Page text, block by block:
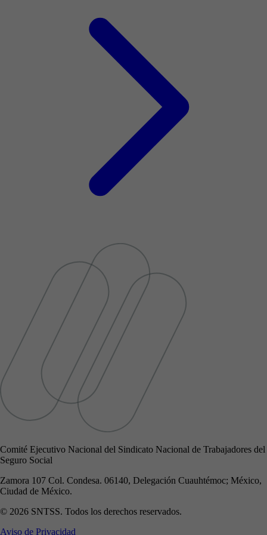
Comité Ejecutivo Nacional del Sindicato Nacional de Trabajadores del
Seguro Social
Zamora 107 Col. Condesa. 06140, Delegación Cuauhtémoc; México,
Ciudad de México.
© 2026 SNTSS. Todos los derechos reservados.
Aviso de Privacidad